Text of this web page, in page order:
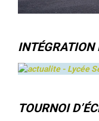
TOURNOI